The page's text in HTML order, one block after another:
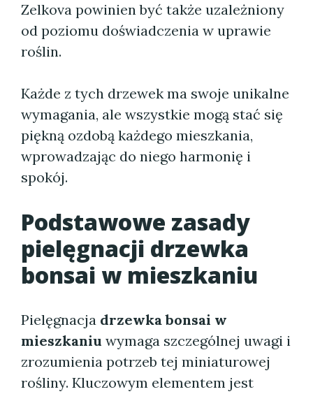
Zelkova powinien być także uzależniony
od poziomu doświadczenia w uprawie
roślin.
Każde z tych drzewek ma swoje unikalne
wymagania, ale wszystkie mogą stać się
piękną ozdobą każdego mieszkania,
wprowadzając do niego harmonię i
spokój.
Podstawowe zasady
pielęgnacji drzewka
bonsai w mieszkaniu
Pielęgnacja drzewka bonsai w
mieszkaniu wymaga szczególnej uwagi i
zrozumienia potrzeb tej miniaturowej
rośliny. Kluczowym elementem jest